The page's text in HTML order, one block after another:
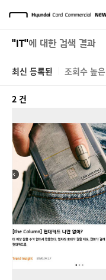
"IT"에 대한 검색 결과
최신 등록된 조회수 높은
2 건